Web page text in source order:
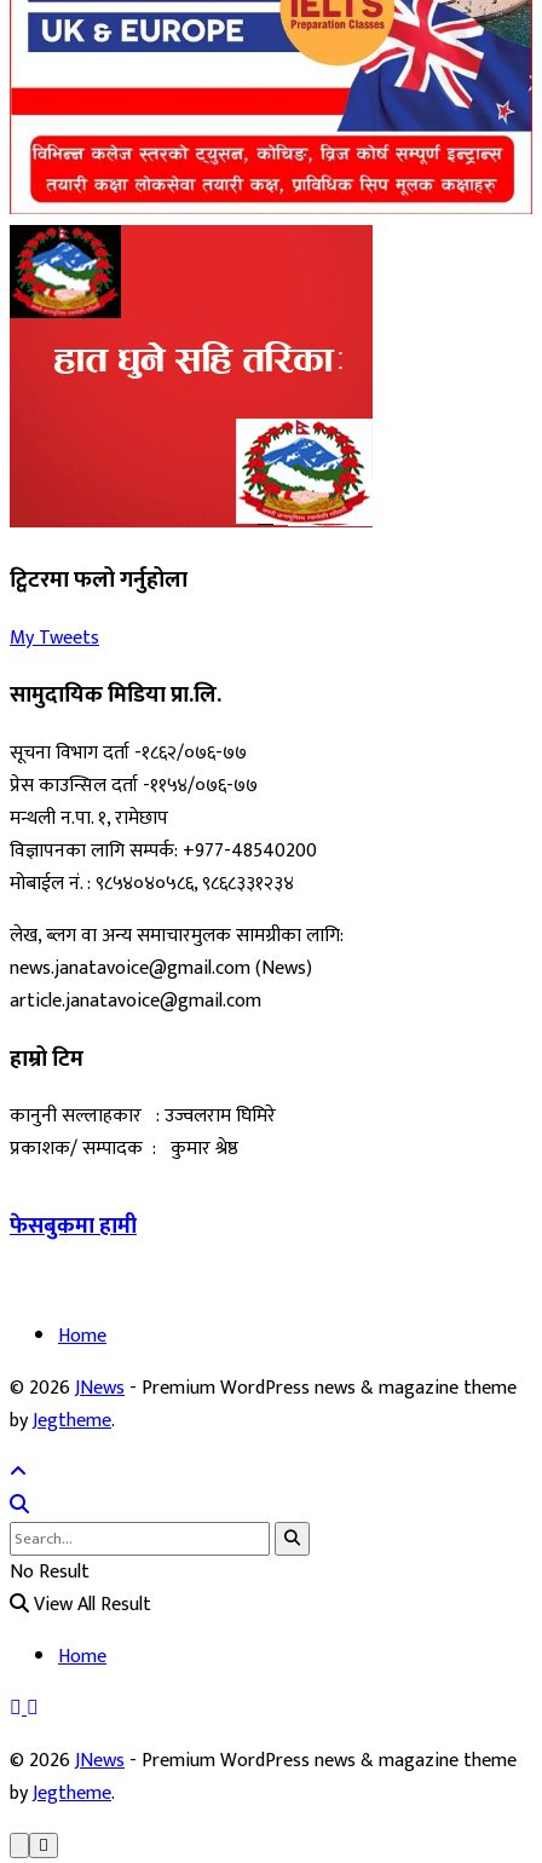
ट्विटरमा फलो गर्नुहोला
My Tweets
सामुदायिक मिडिया प्रा.लि.
सूचना विभाग दर्ता -१८६२/०७६-७७
प्रेस काउन्सिल दर्ता -११५४/०७६-७७
मन्थली न.पा. १, रामेछाप
विज्ञापनका लागि सम्पर्क: +977-48540200
मोबाईल नं. : ९८५४०४०५८६, ९८६८३३१२३४
लेख, ब्लग वा अन्य समाचारमुलक सामग्रीका लागि:
news.janatavoice@gmail.com (News)
article.janatavoice@gmail.com
हाम्रो टिम
कानुनी सल्लाहकार : उज्वलराम घिमिरे
प्रकाशक/ सम्पादक : कुमार श्रेष्ठ
फेसबुकमा हामी
Home
© 2026JNews- Premium WordPress news & magazine theme
byJegtheme.
No Result
View All Result
Home
© 2026JNews- Premium WordPress news & magazine theme
byJegtheme.